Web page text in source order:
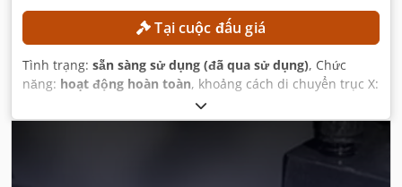
Tại cuộc đấu giá
Tình trạng: sẵn sàng sử dụng (đã qua sử dụng), Chức
năng: hoạt động hoàn toàn, khoảng cách di chuyển trục X:
, khoảng cách di chuyển trục Y:
cách di chuyển trục Z:400 mm, tốc độ trục chính (tối đa):